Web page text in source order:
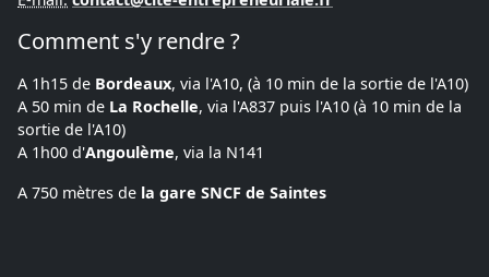
Comment s'y rendre ?
A 1h15 de Bordeaux, via l'A10, (à 10 min de la sortie de l'A10)
A 50 min de La Rochelle, via l'A837 puis l'A10 (à 10 min de la
sortie de l'A10)
A 1h00 d'Angoulème, via la N141
A 750 mètres de la gare SNCF de Saintes